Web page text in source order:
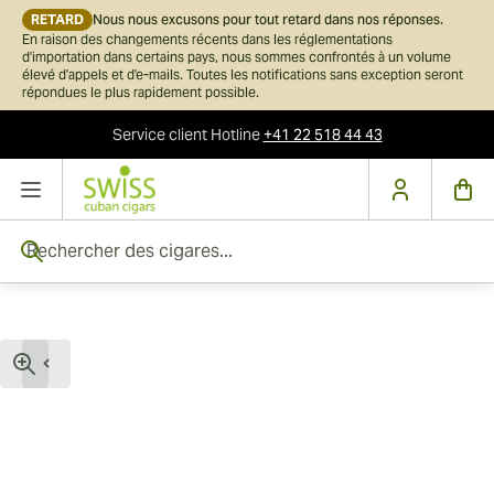
RETARD Nous nous excusons pour tout retard dans nos réponses.
En raison des changements récents dans les réglementations
d'importation dans certains pays, nous sommes confrontés à un volume
élevé d'appels et d'e-mails. Toutes les notifications sans exception seront
répondues le plus rapidement possible.
Service clientHotline+41 22 518 44 43
Skip to Content